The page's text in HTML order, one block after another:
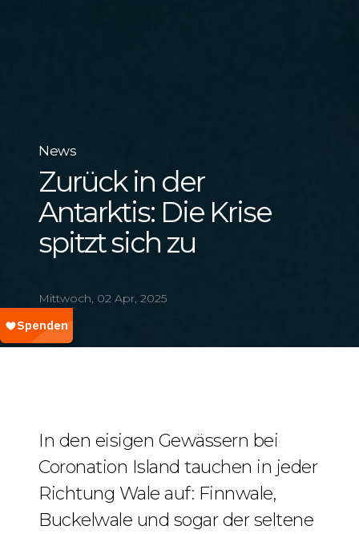
News
Zurück in der
Antarktis: Die Krise
spitzt sich zu
Mittwoch, 02 Apr, 2025
In den eisigen Gewässern bei
Coronation Island tauchen in jeder
Richtung Wale auf: Finnwale,
Buckelwale und sogar der seltene